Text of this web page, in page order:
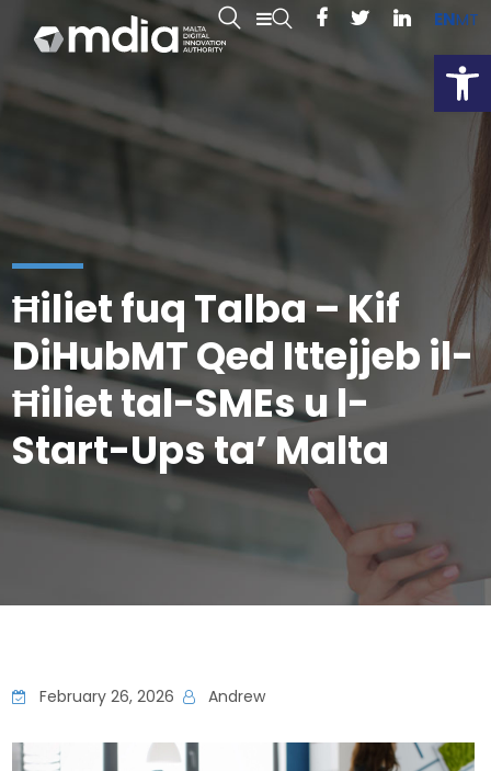
ENMT
Ħiliet fuq Talba – Kif
DiHubMT Qed Ittejjeb il-
Ħiliet tal-SMEs u l-
Start-Ups ta’ Malta
February 26, 2026 Andrew